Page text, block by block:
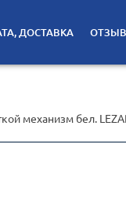
ДОСТАВКА
механизм бел.